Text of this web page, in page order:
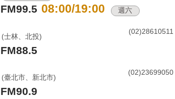
FM99.5 08:00/19:00 週六
(士林、北投)
(02)28610511
FM88.5
(臺北市、新北市)
(02)23699050
FM90.9